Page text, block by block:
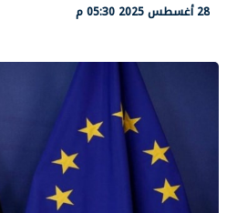
28 أغسطس 2025 05:30 م